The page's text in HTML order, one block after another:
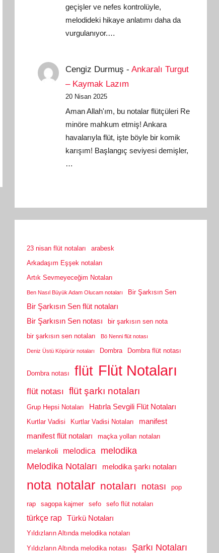
geçişler ve nefes kontrolüyle,
melodideki hikaye anlatımı daha da
vurgulanıyor.…
Cengiz Durmuş - Ankaralı Turgut
– Kaymak Lazım
20 Nisan 2025
Aman Allah'ım, bu notalar flütçüleri Re
minöre mahkum etmiş! Ankara
havalarıyla flüt, işte böyle bir komik
karışım! Başlangıç seviyesi demişler,
…
23 nisan flüt notaları
arabesk
Arkadaşım Eşşek notaları
Artık Sevmeyeceğim Notaları
Ben Nasıl Büyük Adam Olucam notaları Bir Şarkısın Sen
Bir Şarkısın Sen flüt notaları
Bir Şarkısın Sen notası
bir şarkısın sen nota
bir şarkısın sen notaları
Bö Nenni flüt notası
Deniz Üstü Köpürür notaları Dombra Dombra flüt notası
Dombra notası flüt Flüt Notaları
flüt notası flüt şarkı notaları
Grup Hepsi Notaları Hatırla Sevgili Flüt Notaları
Kurtlar Vadisi Kurtlar Vadisi Notaları
manifest
manifest flüt notaları
maçka yolları notaları
melankoli melodica
melodika
Melodika Notaları
melodika şarkı notaları
nota notalar notaları notası pop
rap sagopa kajmer sefo sefo flüt notaları
türkçe rap Türkü Notaları
Yıldızların Altında melodika notaları
Yıldızların Altında melodika notası
Şarkı Notaları